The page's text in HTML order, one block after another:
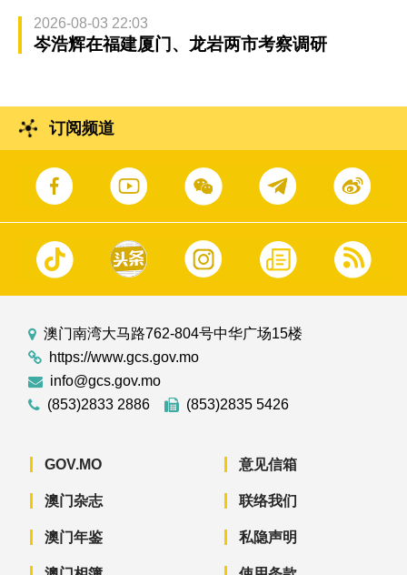
2026-08-03 22:03
岑浩辉在福建厦门、龙岩两市考察调研
订阅频道
澳门南湾大马路762-804号中华广场15楼
https://www.gcs.gov.mo
info@gcs.gov.mo
(853)2833 2886
(853)2835 5426
GOV.MO
澳门杂志
澳门年鉴
意见信箱
联络我们
私隐声明